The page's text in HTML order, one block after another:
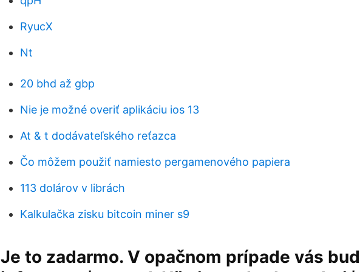
RyucX
Nt
20 bhd až gbp
Nie je možné overiť aplikáciu ios 13
At & t dodávateľského reťazca
Čo môžem použiť namiesto pergamenového papiera
113 dolárov v librách
Kalkulačka zisku bitcoin miner s9
Je to zadarmo. V opačnom prípade vás